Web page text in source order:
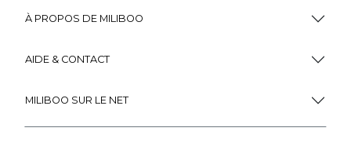
À PROPOS DE MILIBOO
AIDE & CONTACT
MILIBOO SUR LE NET